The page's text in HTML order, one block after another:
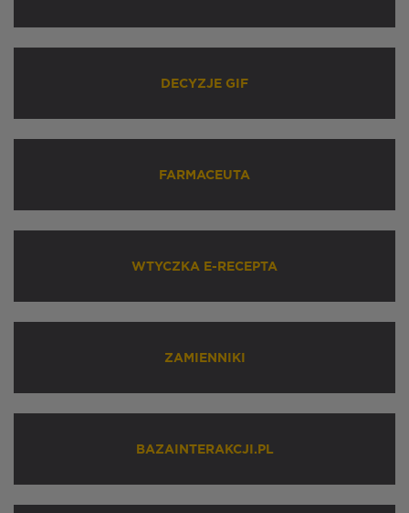
DECYZJE GIF
FARMACEUTA
WTYCZKA E-RECEPTA
ZAMIENNIKI
BAZAINTERAKCJI.PL